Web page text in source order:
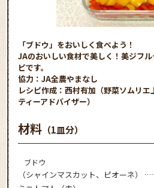
「ブドウ」をおいしく食べよう！
JAのおいしい食材で美しく！美ジフ
ピです。
協力：JA全農やまなし
レシピ作成：西村有加（野菜ソムリ
ティーアドバイザー）
材料 （1皿分）
ブドウ
（シャインマスカット、ピオーネ）